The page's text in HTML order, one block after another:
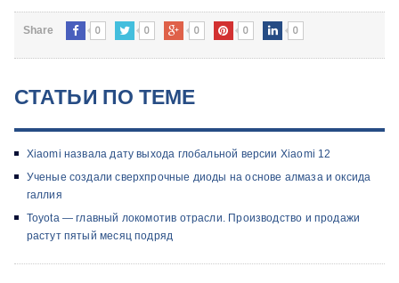
Share 0 0 0 0 0
СТАТЬИ ПО ТЕМЕ
Xiaomi назвала дату выхода глобальной версии Xiaomi 12
Ученые создали сверхпрочные диоды на основе алмаза и оксида
галлия
Toyota — главный локомотив отрасли. Производство и продажи
растут пятый месяц подряд